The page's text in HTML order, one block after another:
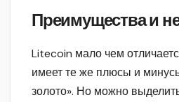
Преимущества и
Litecoin мало чем
имеет те же плюсы и
золото». Но можно